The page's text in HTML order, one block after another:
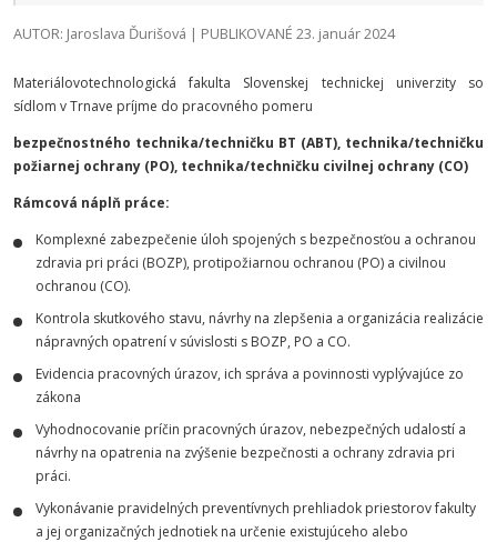
AUTOR: Jaroslava Ďurišová | PUBLIKOVANÉ 23. január 2024
Materiálovotechnologická fakulta Slovenskej technickej univerzity so
sídlom v Trnave príjme do pracovného pomeru
bezpečnostného technika/techničku BT (ABT), technika/techničku
požiarnej ochrany (PO), technika/techničku civilnej ochrany (CO)
Rámcová náplň práce:
Komplexné zabezpečenie úloh spojených s bezpečnosťou a ochranou
zdravia pri práci (BOZP), protipožiarnou ochranou (PO) a civilnou
ochranou (CO).
Kontrola skutkového stavu, návrhy na zlepšenia a organizácia realizácie
nápravných opatrení v súvislosti s BOZP, PO a CO.
Evidencia pracovných úrazov, ich správa a povinnosti vyplývajúce zo
zákona
Vyhodnocovanie príčin pracovných úrazov, nebezpečných udalostí a
návrhy na opatrenia na zvýšenie bezpečnosti a ochrany zdravia pri
práci.
Vykonávanie pravidelných preventívnych prehliadok priestorov fakulty
a jej organizačných jednotiek na určenie existujúceho alebo